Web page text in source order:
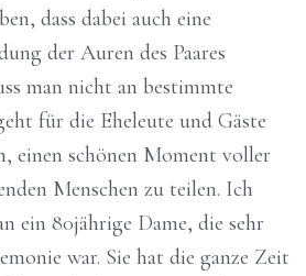
dass dabei auch eine
der Auren des Paares
man nicht an bestimmte
für die Eheleute und Gäste
einen schönen Moment voller
Menschen zu teilen. Ich
ein 80jährige Dame, die sehr
war. Sie hat die ganze Zeit